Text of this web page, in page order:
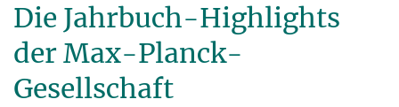
Die Jahrbuch-Highlights
der Max-Planck-
Gesellschaft